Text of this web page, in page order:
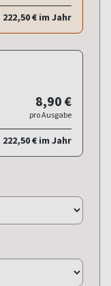
222,50 € im Jahr
8,90 €
pro Ausgabe
222,50 € im Jahr